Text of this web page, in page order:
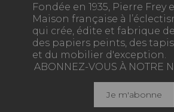
Fondée en 1935, Pierre Frey
Maison française à
qui crée, édite et fabrique
des papiers peints, des
et du mobilier d'exception.
ABONNEZ-VOUS À NOTRE
Je m'abonne